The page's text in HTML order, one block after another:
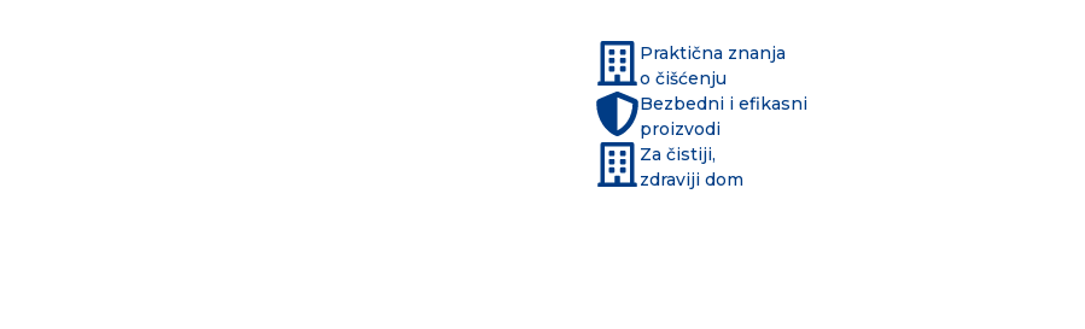
Praktična znanja
o čišćenju
Bezbedni i efikasni
proizvodi
Za čistiji,
zdraviji dom